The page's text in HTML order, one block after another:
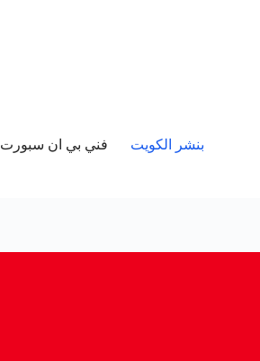
بنشر الكويت فني بي ان سبورت